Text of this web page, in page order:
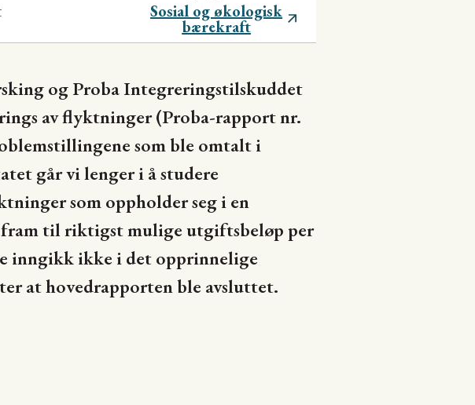
Sosial og økologisk
bærekraft
og Proba Integreringstilskuddet
av flyktninger (Proba-rapport nr.
som ble omtalt i
går vi lenger i å studere
som oppholder seg i en
fram til riktigst mulige utgiftsbeløp per
inngikk ikke i det opprinnelige
at hovedrapporten ble avsluttet.